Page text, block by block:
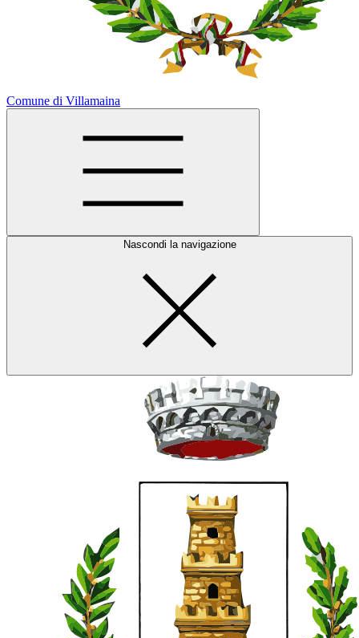
Comune di Villamaina
Nascondi la navigazione